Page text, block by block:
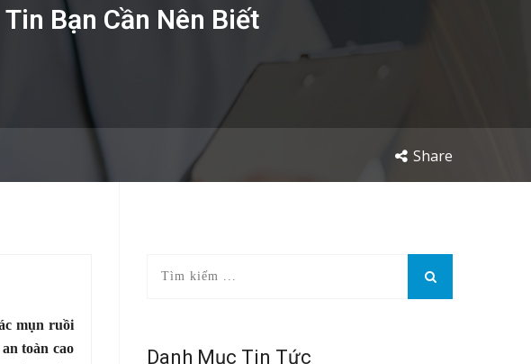
Bạn Cần Nên Biết
Share
mụn ruồi
toàn cao
Danh Mục Tin Tức